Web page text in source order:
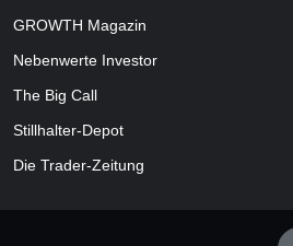
GROWTH Magazin
Nebenwerte Investor
The Big Call
Stillhalter-Depot
Die Trader-Zeitung